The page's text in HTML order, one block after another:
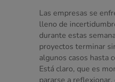
Las empresas se
lleno de
durante estas
proyectos terminar
algunos casos hasta
Está claro, que es
pararse a